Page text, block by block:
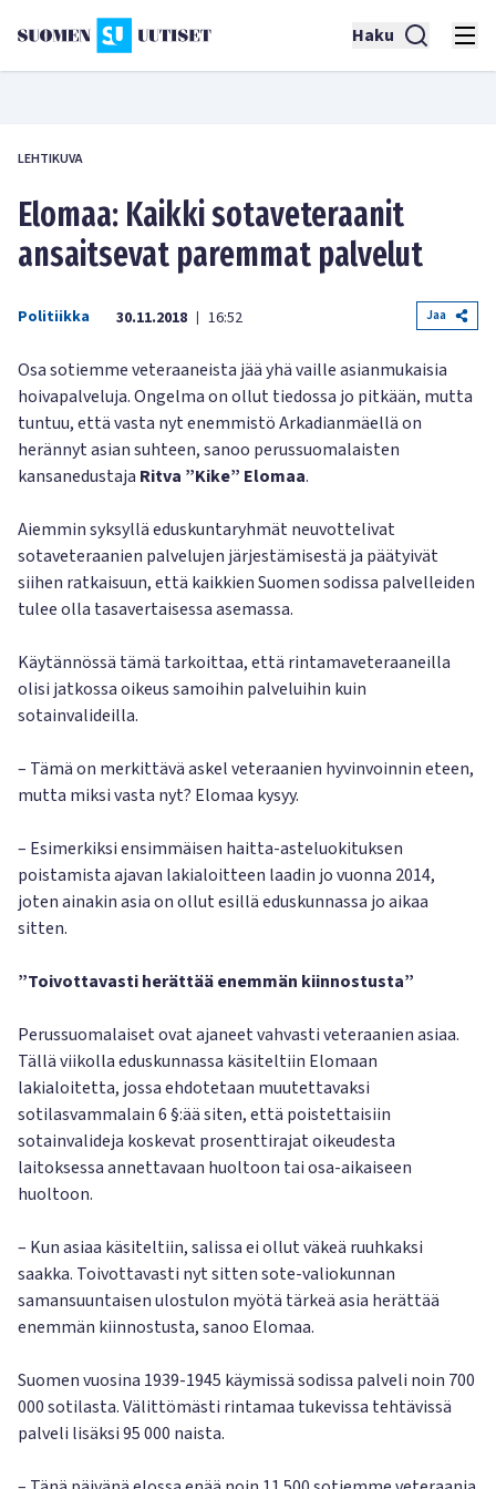
Haku
LEHTIKUVA
Elomaa: Kaikki sotaveteraanit
ansaitsevat paremmat palvelut
Politiikka 30.11.2018 | 16:52 Jaa
Osa sotiemme veteraaneista jää yhä vaille asianmukaisia
hoivapalveluja. Ongelma on ollut tiedossa jo pitkään, mutta
tuntuu, että vasta nyt enemmistö Arkadianmäellä on
herännyt asian suhteen, sanoo perussuomalaisten
kansanedustaja Ritva ”Kike” Elomaa.
Aiemmin syksyllä eduskuntaryhmät neuvottelivat
sotaveteraanien palvelujen järjestämisestä ja päätyivät
siihen ratkaisuun, että kaikkien Suomen sodissa palvelleiden
tulee olla tasavertaisessa asemassa.
Käytännössä tämä tarkoittaa, että rintamaveteraaneilla
olisi jatkossa oikeus samoihin palveluihin kuin
sotainvalideilla.
– Tämä on merkittävä askel veteraanien hyvinvoinnin eteen,
mutta miksi vasta nyt? Elomaa kysyy.
– Esimerkiksi ensimmäisen haitta-asteluokituksen
poistamista ajavan lakialoitteen laadin jo vuonna 2014,
joten ainakin asia on ollut esillä eduskunnassa jo aikaa
sitten.
”Toivottavasti herättää enemmän kiinnostusta”
Perussuomalaiset ovat ajaneet vahvasti veteraanien asiaa.
Tällä viikolla eduskunnassa käsiteltiin Elomaan
lakialoitetta, jossa ehdotetaan muutettavaksi
sotilasvammalain 6 §:ää siten, että poistettaisiin
sotainvalideja koskevat prosenttirajat oikeudesta
laitoksessa annettavaan huoltoon tai osa-aikaiseen
huoltoon.
– Kun asiaa käsiteltiin, salissa ei ollut väkeä ruuhkaksi
saakka. Toivottavasti nyt sitten sote-valiokunnan
samansuuntaisen ulostulon myötä tärkeä asia herättää
enemmän kiinnostusta, sanoo Elomaa.
Suomen vuosina 1939-1945 käymissä sodissa palveli noin 700
000 sotilasta. Välittömästi rintamaa tukevissa tehtävissä
palveli lisäksi 95 000 naista.